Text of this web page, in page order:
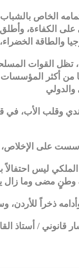
الخاص بالشباب
على الكفاءة،
تظل القوات
من أكثر
وقلب الأب، في
الملكي ليس
قانوني / أستاذ